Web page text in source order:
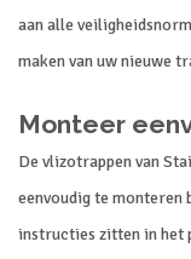
aan alle
maken van uw nieuwe
Monteer
De vlizotrappen van
eenvoudig te monteren
instructies zitten in het